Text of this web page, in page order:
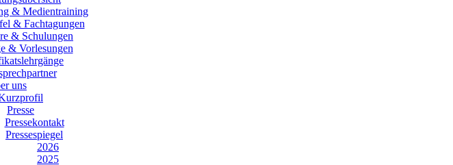
& Medientraining
& Fachtagungen
& Schulungen
& Vorlesungen
uns
Presse
Pressekontakt
Pressespiegel
2026
2025